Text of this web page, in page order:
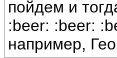
пойдем и
:beer: :beer:
например,